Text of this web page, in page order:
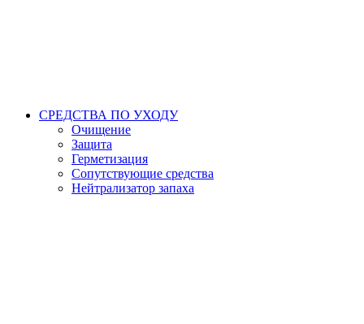
СРЕДСТВА ПО УХОДУ
Очищение
Защита
Герметизация
Сопутствующие средства
Нейтрализатор запаха